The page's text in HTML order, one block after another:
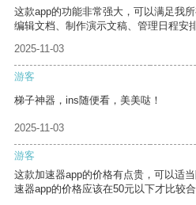
这款app的功能非常强大，可以满足我
编辑文档、制作演示文稿、管理日程安排
2025-11-03
游客
梯子神器，ins随便看，美美哒！
2025-11-03
游客
这款加速器app的价格有点贵，可以适
速器app的价格应该在50元以下才比较合